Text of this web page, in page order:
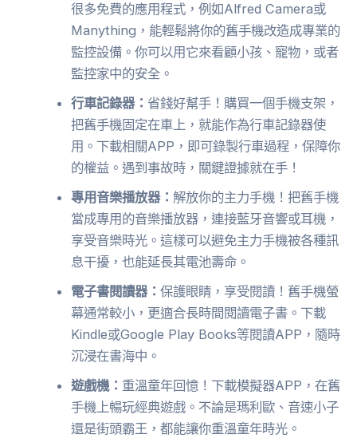
很多免費的應用程式，例如Alfred Camera或
Manything，能輕鬆將你的舊手機改造成專業的
監控設備。你可以用它來看顧小孩、寵物，或者
監控家中的安全。
行車記錄器： 省錢好幫手！購買一個手機支架，
把舊手機固定在車上，就能作為行車記錄器使
用。下載相關APP，即可錄製行車過程，保障你
的權益。遇到事故時，關鍵證據就在手！
專用音樂播放器：解放你的主力手機！把舊手機
當成專用的音樂播放器，連接藍牙音響或耳機，
享受音樂時光。這樣可以避免主力手機被各種訊
息干擾，也能延長其電池壽命。
電子書閱讀器：保護眼睛，享受閱讀！舊手機螢
幕通常較小，更適合長時間閱讀電子書。下載
Kindle或Google Play Books等閱讀APP，隨時
沉浸在書海中。
遊戲機： 重溫童年回憶！下載模擬器APP，在舊
手機上暢玩經典遊戲。不論是瑪利歐、音速小子
還是街頭霸王，都能讓你重溫童年時光。